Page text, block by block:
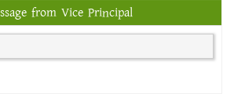
from Vice Principal